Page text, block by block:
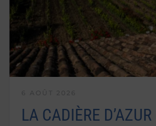
LA CADIÈRE